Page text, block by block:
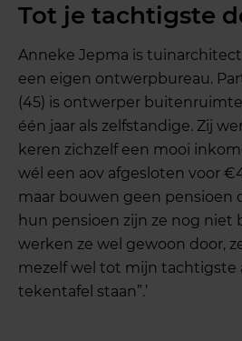
Tot je tachtigste
Anneke Jepma is
een eigen ontwerpbureau.
(45) is ontwerper
één jaar als zelfstandige. Zij
keren zichzelf een mooi
wél een aov afgesloten voor
maar bouwen geen pensioen
hun pensioen zijn ze nog niet
werken ze wel gewoon door,
mezelf wel tot mijn tachtigste
tekentafel staan”.’